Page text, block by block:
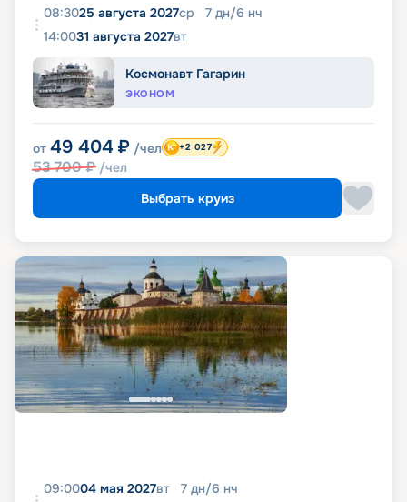
08:3025 августа 2027ср 7 дн/6 нч
14:0031 августа 2027вт
Космонавт Гагарин
ЭКОНОМ
от 49 404 ₽ /чел
53 700₽ /чел
+2 027
Выбрать круиз
09:0004 мая 2027вт 7 дн/6 нч